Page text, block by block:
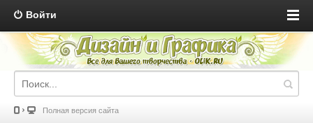
Войти
Полная версия сайта